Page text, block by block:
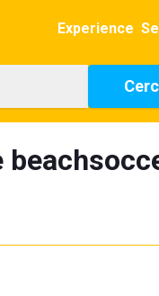
Experience